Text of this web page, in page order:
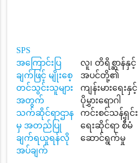
SPS
အကြောင်းပြ
ချက်ဖြင့် မျိုးစေ့
တင်သွင်းသူများ
အတွက်
သက်ဆိုင်ရာဌာန
မှ အတည်ပြု
ချက်ရယူရန်လို
အပ်ချက်
လူ၊ တိရိစ္ဆာန်နှင့်
အပင်တို့၏
ကျန်းမားရေးနှင့်
ပိုမွှားရောဂါ
ကင်းစင်သန့်ရှင်း
ရေးဆိုင်ရာ စီမံ
ဆောင်ရွက်မှု